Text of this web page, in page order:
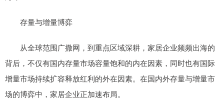
存量与增量博弈
从全球范围广撒网，到重点区域深耕，家居企业频频出海的
背后，不仅有国内存量市场容量饱和的内在因素，同时也有国际
增量市场持续扩容释放红利的外在因素。在国内外存量与增量市
场的博弈中，家居企业正加速布局。